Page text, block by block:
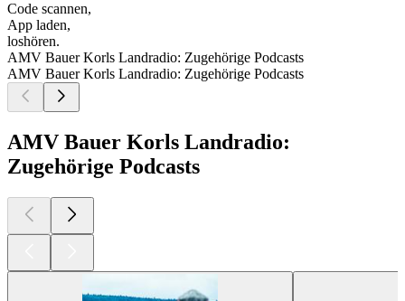
Code scannen,
App laden,
loshören.
AMV Bauer Korls Landradio: Zugehörige Podcasts
AMV Bauer Korls Landradio: Zugehörige Podcasts
AMV Bauer Korls Landradio:
Zugehörige Podcasts